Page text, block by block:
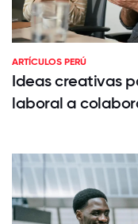
ARTÍCULOS PERÚ
Ideas creativas
laboral a